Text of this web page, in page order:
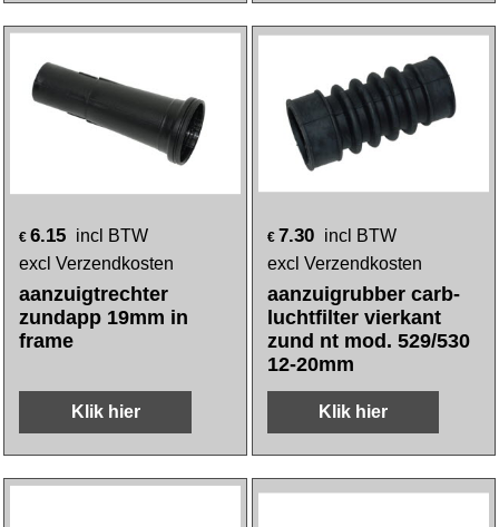
€ 6.15 incl BTW
excl Verzendkosten
aanzuigtrechter
zundapp 19mm in
frame
Klik hier
€ 7.30 incl BTW
excl Verzendkosten
aanzuigrubber carb-
luchtfilter vierkant
zund nt mod. 529/530
12-20mm
Klik hier